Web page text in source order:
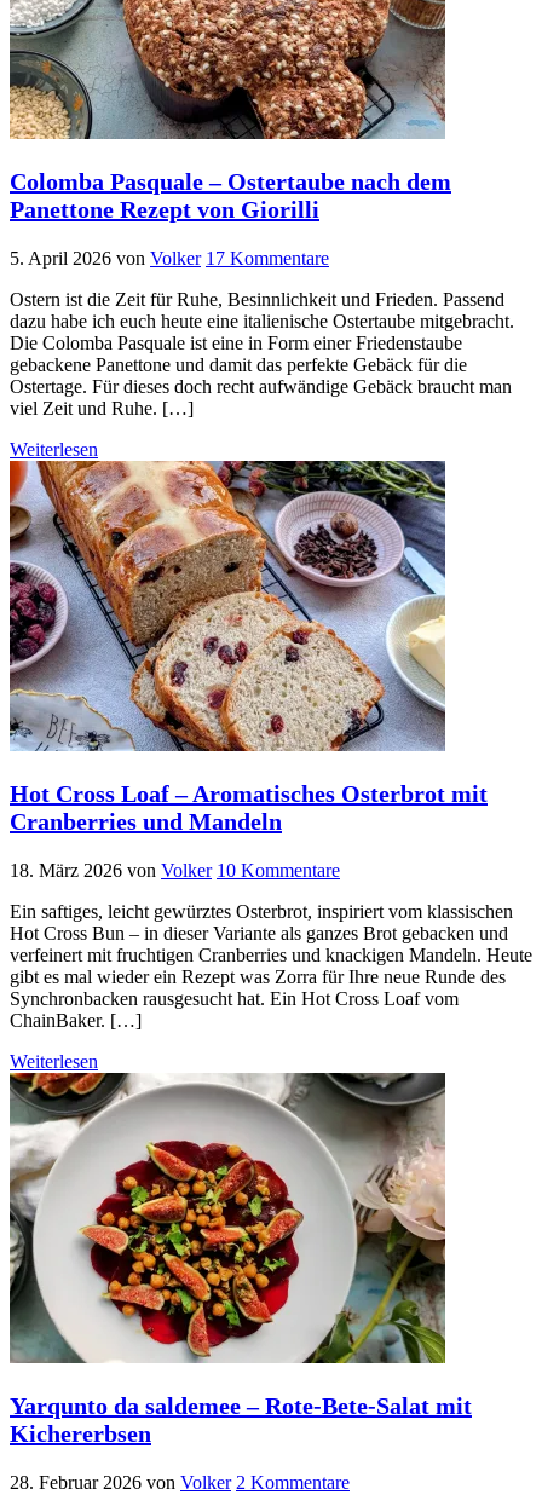
Colomba Pasquale – Ostertaube nach dem
Panettone Rezept von Giorilli
5. April 2026 von Volker 17 Kommentare
Ostern ist die Zeit für Ruhe, Besinnlichkeit und Frieden. Passend
dazu habe ich euch heute eine italienische Ostertaube mitgebracht.
Die Colomba Pasquale ist eine in Form einer Friedenstaube
gebackene Panettone und damit das perfekte Gebäck für die
Ostertage. Für dieses doch recht aufwändige Gebäck braucht man
viel Zeit und Ruhe. […]
Weiterlesen
Hot Cross Loaf – Aromatisches Osterbrot mit
Cranberries und Mandeln
18. März 2026 von Volker 10 Kommentare
Ein saftiges, leicht gewürztes Osterbrot, inspiriert vom klassischen
Hot Cross Bun – in dieser Variante als ganzes Brot gebacken und
verfeinert mit fruchtigen Cranberries und knackigen Mandeln. Heute
gibt es mal wieder ein Rezept was Zorra für Ihre neue Runde des
Synchronbacken rausgesucht hat. Ein Hot Cross Loaf vom
ChainBaker. […]
Weiterlesen
Yarqunto da saldemee – Rote-Bete-Salat mit
Kichererbsen
28. Februar 2026 von Volker 2 Kommentare